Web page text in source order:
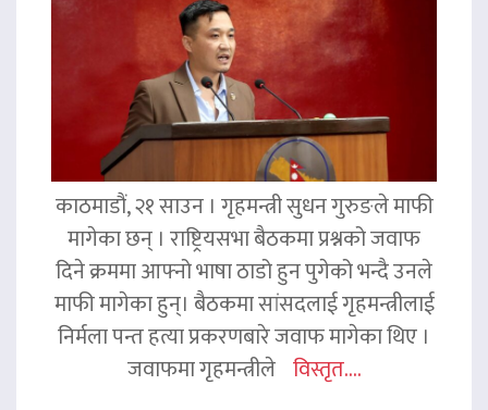
काठमाडौं, २१ साउन । गृहमन्त्री सुधन गुरुङले माफी
मागेका छन् । राष्ट्रियसभा बैठकमा प्रश्नको जवाफ
दिने क्रममा आफ्नो भाषा ठाडो हुन पुगेको भन्दै उनले
माफी मागेका हुन्। बैठकमा सांसदलाई गृहमन्त्रीलाई
निर्मला पन्त हत्या प्रकरणबारे जवाफ मागेका थिए ।
जवाफमा गृहमन्त्रीले विस्तृत....